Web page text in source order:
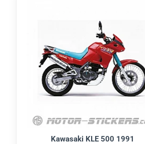
Kawasaki KLE 500 1991